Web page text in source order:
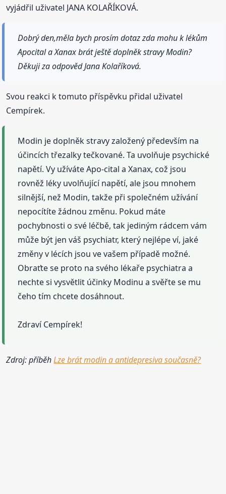
vyjádřil uživatel JANA KOLAŘÍKOVÁ.
Dobrý den,měla bych prosím dotaz zda mohu k lékům
Apocital a Xanax brát ještě doplněk stravy Modin?
Děkuji za odpověd Jana Kolaříková.
Svou reakci k tomuto příspěvku přidal uživatel
Cempírek.
Modin je doplněk stravy založený především na
účincích třezalky tečkované. Ta uvolňuje psychické
napětí. Vy užíváte Apo-cital a Xanax, což jsou
rovněž léky uvolňující napětí, ale jsou mnohem
silnější, než Modin, takže při společném užívání
nepocítíte žádnou změnu. Pokud máte
pochybnosti o své léčbě, tak jediným rádcem vám
může být jen váš psychiatr, který nejlépe ví, jaké
změny v lécích jsou ve vašem případě možné.
Obraťte se proto na svého lékaře psychiatra a
nechte si vysvětlit účinky Modinu a svěřte se mu
čeho tím chcete dosáhnout.
Zdraví Cempírek!
Zdroj: příběhLze brát modin a antidepresiva současně?